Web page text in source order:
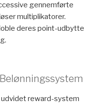
gennemførte
multiplikatorer.
deres point-udbytte
reward-system